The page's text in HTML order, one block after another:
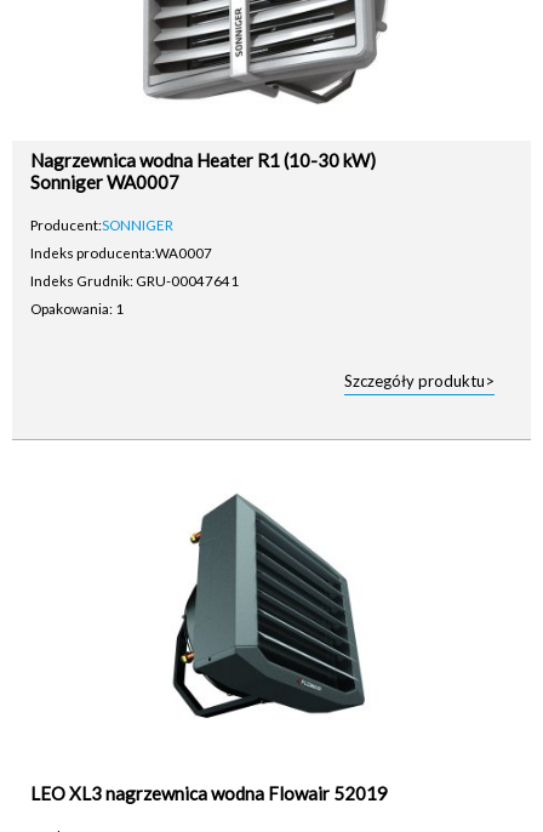
Nagrzewnica wodna Heater R1 (10-30 kW)
Sonniger WA0007
Producent:SONNIGER
Indeks producenta:WA0007
Indeks Grudnik: GRU-00047641
Opakowania: 1
Szczegóły produktu>
LEO XL3 nagrzewnica wodna Flowair 52019